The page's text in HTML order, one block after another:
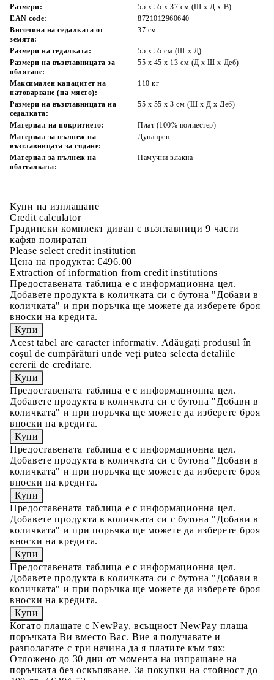
Размери:
55 x 55 x 37 см (Ш x Д x В)
EAN code:
8721012960640
Височина на седалката от
земята:
37 см
Размери на седалката:
55 x 55 cм (Ш x Д)
Размери на възглавницата за
облягане:
55 x 45 x 13 см (Д х Ш x Деб)
Максимален капацитет на
натоварване (на място):
110 кг
Размери на възглавницата на
седалката:
55 x 55 x 3 см (Ш x Д x Деб)
Материал на покритието:
Плат (100% полиестер)
Материал за пълнеж на
възглавницата за сядане:
Дунапрен
Материал за пълнеж на
облегалката:
Памучни влакна
Купи на изплащане
Credit calculator
Градински комплект диван с възглавници 9 части
кафяв полиратан
Please select credit institution
Цена на продукта: €496.00
Extraction of information from credit institutions
Предоставената таблица е с информационна цел.
Добавете продукта в количката си с бутона "Добави в
количката" и при поръчка ще можете да изберете броя
вноски на кредита.
Acest tabel are caracter informativ. Adăugați produsul în
coșul de cumpărături unde veți putea selecta detaliile
cererii de creditare.
Предоставената таблица е с информационна цел.
Добавете продукта в количката си с бутона "Добави в
количката" и при поръчка ще можете да изберете броя
вноски на кредита.
Предоставената таблица е с информационна цел.
Добавете продукта в количката си с бутона "Добави в
количката" и при поръчка ще можете да изберете броя
вноски на кредита.
Предоставената таблица е с информационна цел.
Добавете продукта в количката си с бутона "Добави в
количката" и при поръчка ще можете да изберете броя
вноски на кредита.
Предоставената таблица е с информационна цел.
Добавете продукта в количката си с бутона "Добави в
количката" и при поръчка ще можете да изберете броя
вноски на кредита.
Когато плащате с NewPay, всъщност NewPay плаща
поръчката Ви вместо Вас. Вие я получавате и
разполагате с три начина да я платите към тях:
Отложено до 30 дни от момента на изпращане на
поръчката без оскъпяване. За покупки на стойност до